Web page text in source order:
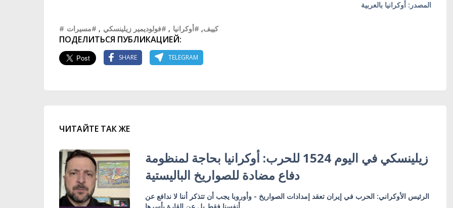
المصدر: أوكرانيا بالعربية
#كييف, #أوكرانيا , #فولوديمير زيلينسكي , #مسيرات
ПОДЕЛИТЬСЯ ПУБЛИКАЦИЕЙ:
SHARE TELEGRAM
ЧИТАЙТЕ ТАК ЖЕ
زيلينسكي في اليوم 1524 للحرب: أوكرانيا بحاجة لمنظومة
دفاع مضادة للصواريخ الباليستية
الرئيس الأوكراني: الحرب في إيران تعقد إمدادات الصواريخ - وأوروبا يجب أن تتذكر أننا لا ندافع عن